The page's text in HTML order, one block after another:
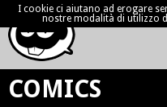
COMICS
I cookie ci aiutano ad erogare
nostre modalità di utilizzo